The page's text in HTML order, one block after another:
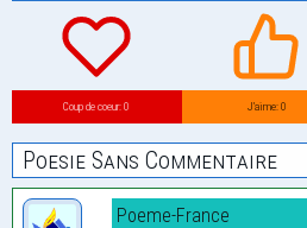
Coup de coeur: 0 J’aime: 0
Poesie Sans Commentaire
Poeme-France